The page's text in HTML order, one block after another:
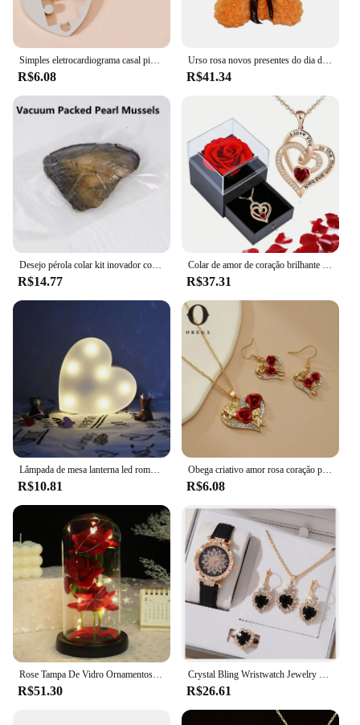
R$6.08
Urso rosa novos presentes do dia dos namorados 25cm flor ursos decorações florais artificiais presente do dia das mães para o festival da namorada e
R$41.34
R$14.77 R$37.31
R$10.81
Obega criativo amor rosa coração pingente colar para mulheres requintado zircão para sempre colar romântico dia dos namorados jóias
R$6.08
R$51.30 R$26.61